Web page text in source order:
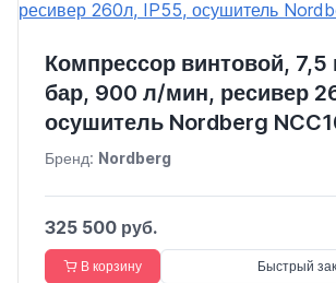
Компрессор винтовой, 7,5
бар, 900 л/мин, ресивер
осушитель Nordberg
Бренд: Nordberg
325 500 руб.
В корзину Быстрый